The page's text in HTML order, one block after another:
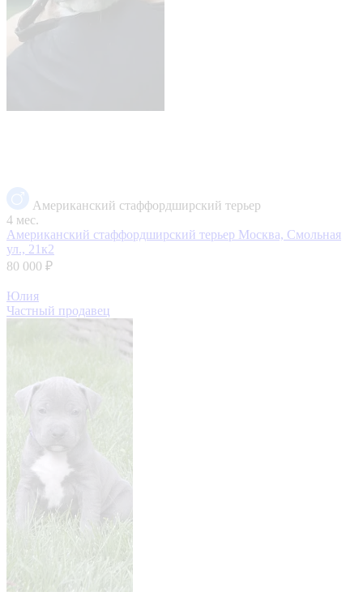
Американский стаффордширский терьер
4 мес.
Американский стаффордширский терьер Москва, Смольная
ул., 21к2
80 000 ₽
Юлия
Частный продавец